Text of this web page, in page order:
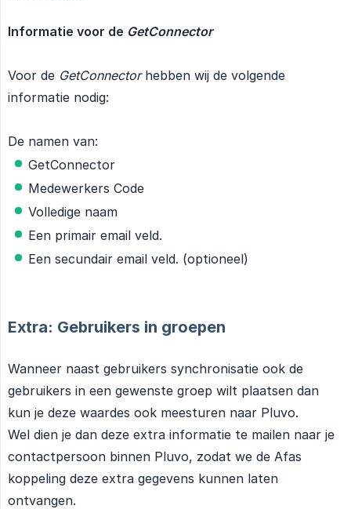
Informatie voor de GetConnector
Voor de GetConnectorhebben wij de volgende
informatie nodig:
De namen van:
GetConnector
Medewerkers Code
Volledige naam
Een primair email veld.
Een secundair email veld. (optioneel)
Extra: Gebruikers in groepen
Wanneer naast gebruikers synchronisatie ook de
gebruikers in een gewenste groep wilt plaatsen dan
kun je deze waardes ook meesturen naar Pluvo.
Wel dien je dan deze extra informatie te mailen naar je
contactpersoon binnen Pluvo, zodat we de Afas
koppeling deze extra gegevens kunnen laten
ontvangen.